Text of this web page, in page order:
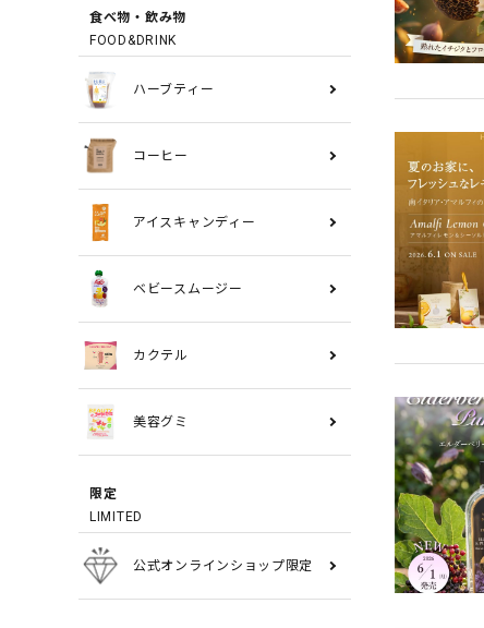
食べ物・飲み物
FOOD&DRINK
ハーブティー
コーヒー
アイスキャンディー
ベビースムージー
カクテル
美容グミ
限定
LIMITED
公式オンラインショップ限定